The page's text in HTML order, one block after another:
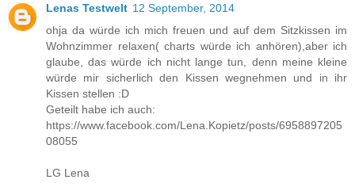
Lenas Testwelt 12 September, 2014
ohja da würde ich mich freuen und auf dem Sitzkissen im
Wohnzimmer relaxen( charts würde ich anhören),aber ich
glaube, das würde ich nicht lange tun, denn meine kleine
würde mir sicherlich den Kissen wegnehmen und in ihr
Kissen stellen :D
Geteilt habe ich auch:
https://www.facebook.com/Lena.Kopietz/posts/6958897205
08055
LG Lena